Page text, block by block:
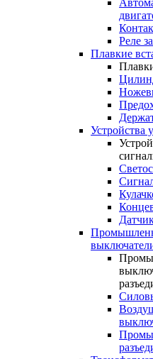
Реле
Плавкие
Устройства